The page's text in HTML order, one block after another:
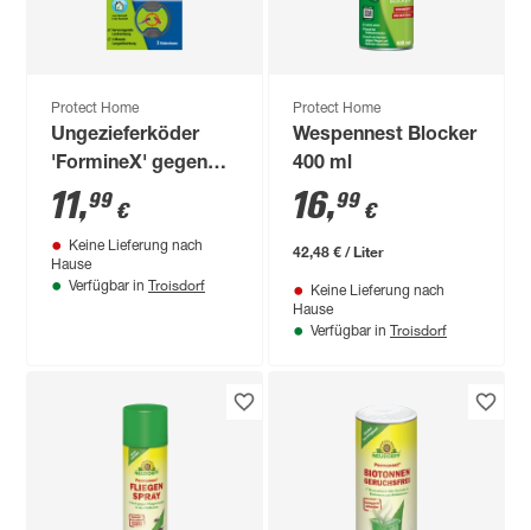
Protect Home
Ungezieferköder
'FormineX' gegen
Schaben &
Silberfischchen 3
Stück
11,99 €
Keine Lieferung nach
Hause
Verfügbar in Troisdorf
Protect Home
Wespennest Blocker
400 ml
16,99 €
42,48 € / Liter
Keine Lieferung nach
Hause
Verfügbar in Troisdorf